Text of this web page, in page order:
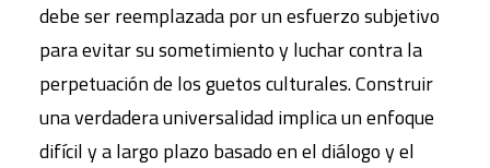
debe ser reemplazada por un esfuerzo subjetivo
para evitar su sometimiento y luchar contra la
perpetuación de los guetos culturales. Construir
una verdadera universalidad implica un enfoque
difícil y a largo plazo basado en el diálogo y el